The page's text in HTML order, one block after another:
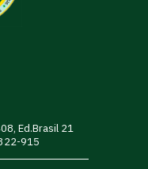
Ed.Brasil 21
915